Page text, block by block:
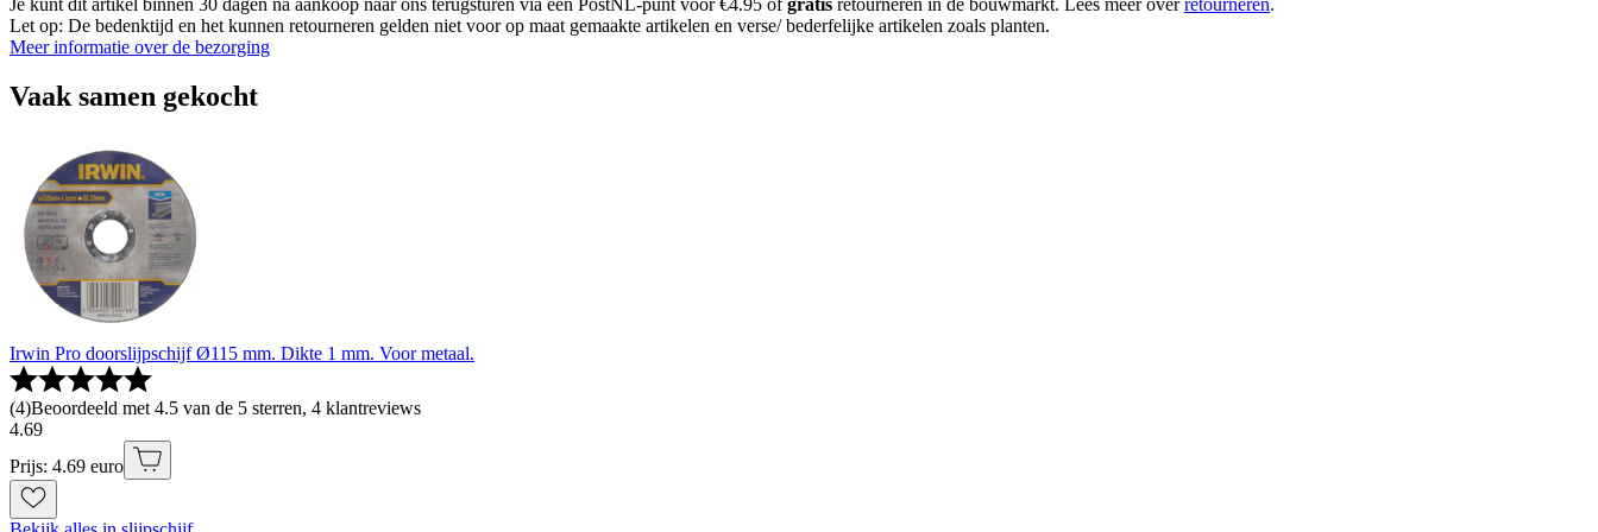
Let op: De bedenktijd en het kunnen retourneren gelden niet voor op maat gemaakte artikelen en verse/ bederfelijke artikelen zoals planten.
Meer informatie over de bezorging
Vaak samen gekocht
Irwin Pro doorslijpschijf Ø115 mm. Dikte 1 mm. Voor metaal.
(4)Beoordeeld met 4.5 van de 5 sterren, 4 klantreviews
4.69
Prijs: 4.69 euro